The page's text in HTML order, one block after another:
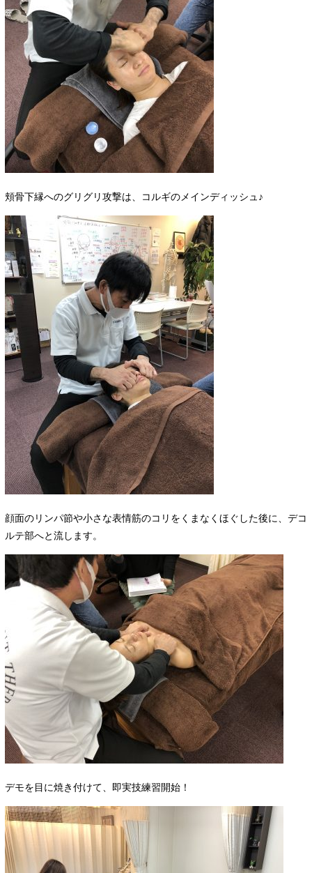
頬骨下縁へのグリグリ攻撃は、コルギのメインディッシュ♪
顔面のリンパ節や小さな表情筋のコリをくまなくほぐした後に、デコ
ルテ部へと流します。
デモを目に焼き付けて、即実技練習開始！